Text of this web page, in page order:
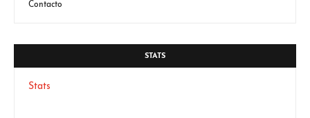
Contacto
STATS
Stats